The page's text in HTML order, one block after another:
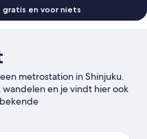
gratis en voor niets
metrostation in Shinjuku.
wandelen en je vindt hier ook
zoals Gebouw van de